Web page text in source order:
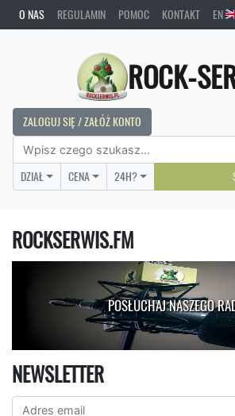
O NAS REGULAMIN POMOC KONTAKT EN
ROCK-
ZALOGUJ SIĘ / ZAŁÓŻ KONTO
DZIAŁ CENA 24H?
ROCKSERWIS.FM
POSŁUCHAJ NASZEGO
NEWSLETTER